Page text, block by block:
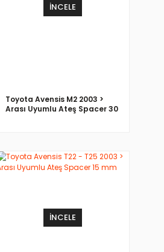
İNCELE
Toyota Avensis M2 2003 >
Arası Uyumlu Ateş Spacer 30
İNCELE